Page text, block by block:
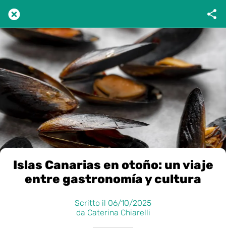
Islas Canarias en otoño: un viaje
entre gastronomía y cultura​​​​​​​​​​​​​​​​
Scritto il 06/10/2025
da Caterina Chiarelli